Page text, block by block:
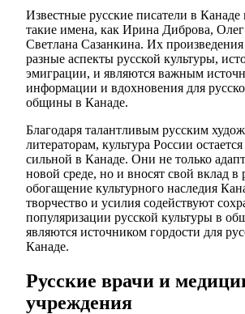
Известные русские писатели в
такие имена, как Ирина Диброва,
Светлана Сазанкина. Их
разные аспекты русской культуры,
эмиграции, и являются важным
информации и вдохновения для
общины в Канаде.
Благодаря талантливым русским
литераторам, культура России
сильной в Канаде. Они не только
новой среде, но и вносят свой вклад в
обогащение культурного наследия
творчество и усилия содействуют
популяризации русской культуры в
являются источником гордости для
Канаде.
Русские врачи и
учреждения